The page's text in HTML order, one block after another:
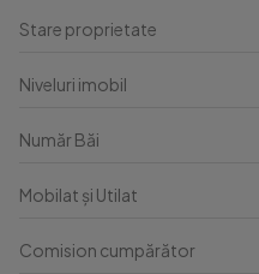
Stare proprietate
Niveluri imobil
Număr Băi
Mobilat și Utilat
Comision cumpărător